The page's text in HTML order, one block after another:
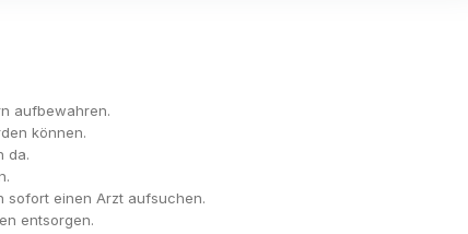
aufbewahren.
können.
da.
sofort einen Arzt aufsuchen.
entsorgen.